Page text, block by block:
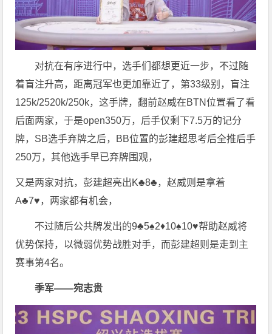
对抗在有序进行中，选手们都想更近一步，不过随
着盲注升高，距离冠军也更加靠近了，第33级别，盲注
125k/2520k/250k，这手牌，翻前赵威在BTN位置看了看
后面两家，于是open350万，后手仅剩下7.5万的记分
牌，SB选手弃牌之后，BB位置的彭建超思考后全推后手
250万，其他选手早已弃牌围观，
又是两家对抗，彭建超亮出K♣️8♣️，赵威则是拿着
A♣️7♥️，两家都有机会，
不过随后公共牌发出的9♣️5♠️2♦️10♠️10♥️帮助赵威将
优势保持，以微弱优势战胜对手，而彭建超则是走到主
赛事第4名。
季军——宛志贵